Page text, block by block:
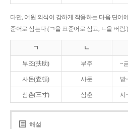
다만, 어원 의식이 강하게 작용하는 다음 단어
준어로 삼는다.(ㄱ을 표준어로 삼고, ㄴ을 버림.)
ㄱ ㄴ
부조(扶助) 부주 ~
사돈(査頓) 사둔 밭
삼촌(三寸) 삼춘 시
해설